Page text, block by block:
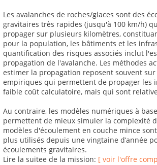
Les avalanches de roches/glaces sont des
gravitaires très rapides (jusqu'à 100 km/h)
propager sur plusieurs kilomètres,
pour la population, les bâtiments et les
quantification des risques associés inclut
propagation de l'avalanche. Les méthodes
estimer la propagation reposent souvent
empiriques qui permettent de propager les
faible coût calculatoire, mais qui sont
Au contraire, les modèles numériques à
permettent de mieux simuler la complexité
modèles d'écoulement en couche mince
plus utilisés depuis une vingtaine d’année
écoulements gravitaires.
Lire la suitee de la mission: [ voir l'offre